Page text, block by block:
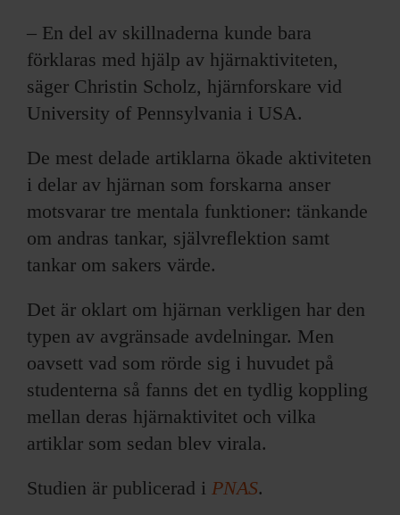
– En del av skillnaderna kunde bara
förklaras med hjälp av hjärnaktiviteten,
säger Christin Scholz, hjärnforskare vid
University of Pennsylvania i USA.
De mest delade artiklarna ökade aktiviteten
i delar av hjärnan som forskarna anser
motsvarar tre mentala funktioner: tänkande
om andras tankar, självreflektion samt
tankar om sakers värde.
Det är oklart om hjärnan verkligen har den
typen av avgränsade avdelningar. Men
oavsett vad som rörde sig i huvudet på
studenterna så fanns det en tydlig koppling
mellan deras hjärnaktivitet och vilka
artiklar som sedan blev virala.
Studien är publicerad i PNAS.